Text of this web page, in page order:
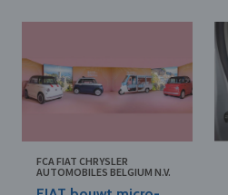
FCA FIAT CHRYSLER
AUTOMOBILES BELGIUM N.V.